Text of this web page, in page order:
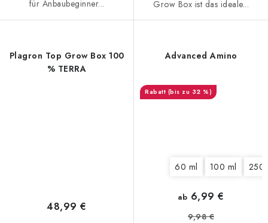
für Anbaubeginner...
Grow Box ist das ideale...
Plagron Top Grow Box 100
% TERRA
48,99 €
Advanced Amino
(bis zu 32 %)
60 ml 100 ml 250
ab 6,99 €
9,98 €